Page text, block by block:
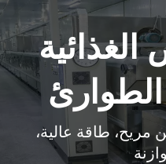
قادة الحصص الغذائية